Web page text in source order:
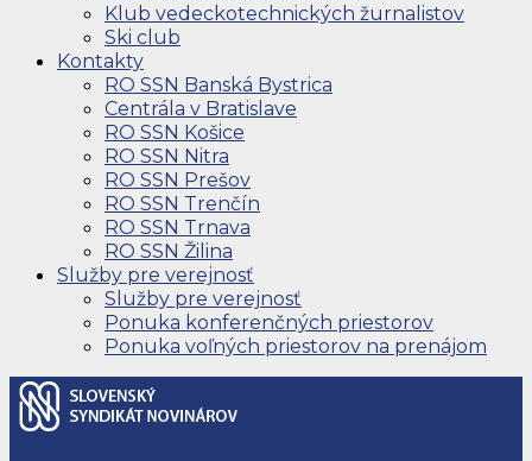
Klub vedeckotechnických žurnalistov
Ski club
Kontakty
RO SSN Banská Bystrica
Centrála v Bratislave
RO SSN Košice
RO SSN Nitra
RO SSN Prešov
RO SSN Trenčín
RO SSN Trnava
RO SSN Žilina
Služby pre verejnosť
Služby pre verejnosť
Ponuka konferenčných priestorov
Ponuka voľných priestorov na prenájom